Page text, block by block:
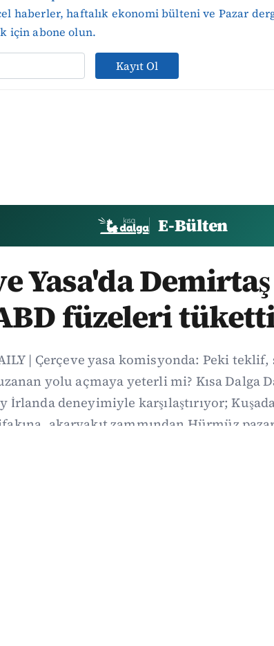
haberler, haftalık ekonomi bülteni ve Pazar
için abone olun.
Kayıt Ol
E-Bülten
Yasa'da
füzeleri
| Çerçeve yasa komisyonda: Peki
uzanan yolu açmaya yeterli mi? Kısa Dalga
İrlanda deneyimiyle karşılaştırıyor;
akaryakıt zammından Hürmüz